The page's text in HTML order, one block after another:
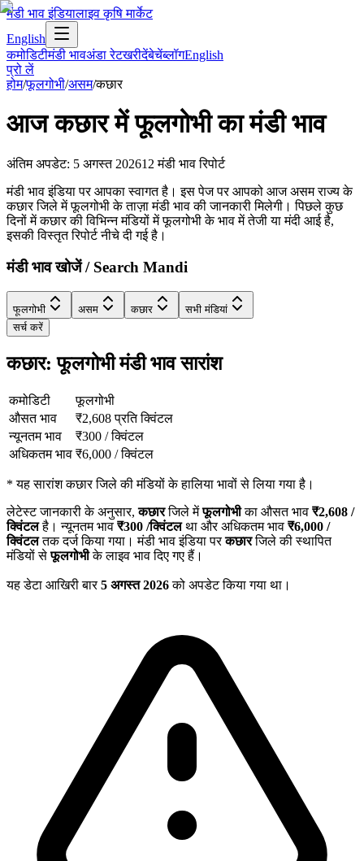
मंडी भाव इंडियालाइव कृषि मार्केट
English
कमोडिटीमंडी भावअंडा रेटखरीदेंबेचेंब्लॉगEnglish
प्रो लें
होम/फूलगोभी/असम/कछार
आजकछारमेंफूलगोभीका मंडी भाव
अंतिम अपडेट: 5 अगस्त 202612 मंडी भाव रिपोर्ट
मंडी भाव इंडिया पर आपका स्वागत है। इस पेज पर आपको आज असम राज्य के
कछार जिले में फूलगोभी के ताज़ा मंडी भाव की जानकारी मिलेगी। पिछले कुछ
दिनों में कछार की विभिन्न मंडियों में फूलगोभी के भाव में तेजी या मंदी आई है,
इसकी विस्तृत रिपोर्ट नीचे दी गई है।
मंडी भाव खोजें / Search Mandi
फूलगोभी असम कछार
सभी मंडियां
सर्च करें
कछार: फूलगोभी मंडी भाव सारांश
कमोडिटी
फूलगोभी
औसत भाव
₹2,608 प्रति क्विंटल
न्यूनतम भाव
₹300 /क्विंटल
अधिकतम भाव ₹6,000 /क्विंटल
*यह सारांश कछार जिले की मंडियों के हालिया भावों से लिया गया है।
लेटेस्ट जानकारी के अनुसार,कछारजिले मेंफूलगोभीका औसत भाव ₹2,608 /
क्विंटलहै। न्यूनतम भाव ₹300 /क्विंटलथा और अधिकतम भाव ₹6,000 /
क्विंटलतक दर्ज किया गया। मंडी भाव इंडिया परकछारजिले की स्थापित
मंडियों सेफूलगोभीके लाइव भाव दिए गए हैं।
यह डेटा आखिरी बार5 अगस्त 2026को अपडेट किया गया था।